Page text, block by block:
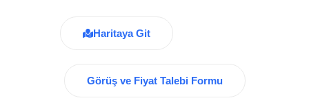
Haritaya Git
Görüş ve Fiyat Talebi Formu